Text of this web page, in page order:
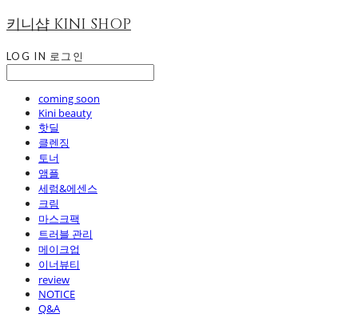
키니샵 KINI SHOP
LOG IN 로그인
coming soon
Kini beauty
핫딜
클렌징
토너
앰플
세럼&에센스
크림
마스크팩
트러블 관리
메이크업
이너뷰티
review
NOTICE
Q&A